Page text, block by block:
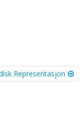
Representasjon